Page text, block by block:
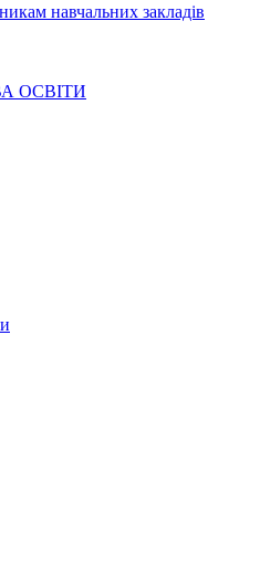
навчальних закладів
ОСВІТИ